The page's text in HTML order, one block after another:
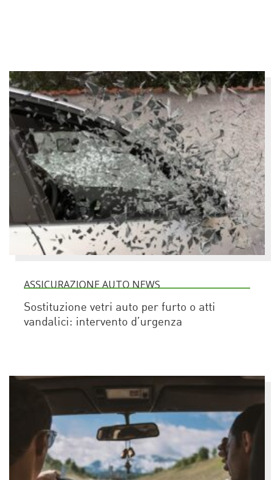
ASSICURAZIONE AUTO NEWS
Sostituzione vetri auto per furto o atti
vandalici: intervento d’urgenza